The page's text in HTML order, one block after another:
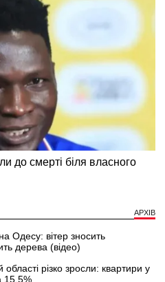
АРХІВ
Одесу: вітер зносить
дерева (відео)
різко зросли: квартири у
15,5%